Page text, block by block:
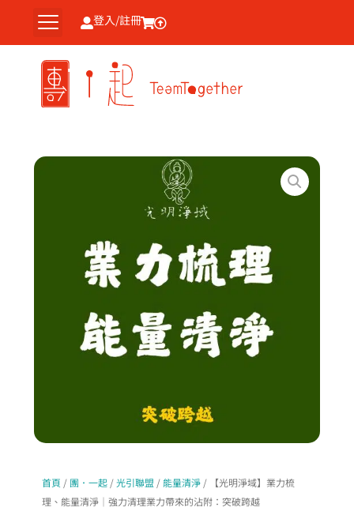
主
登入/註冊
首頁 / 團．一起/光引聯盟 / 能量清淨/ 【光明淨域】業力梳
理、能量清淨｜強力清理業力帶來的沾附：突破跨越